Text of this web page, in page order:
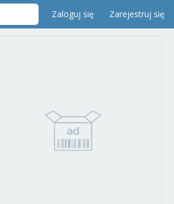
Zaloguj się Zarejestruj się